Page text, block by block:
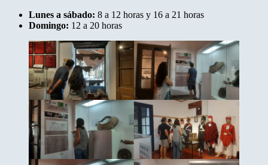
Lunes a sábado: 8 a 12 horas y 16 a 21 horas
Domingo: 12 a 20 horas